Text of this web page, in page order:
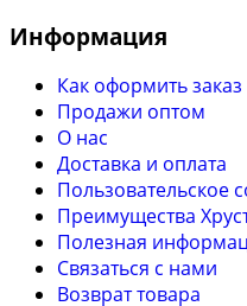
Информация
Как оформить заказ
Продажи оптом
О нас
Доставка и оплата
Пользовательское
Преимущества
Полезная
Связаться с нами
Возврат товара